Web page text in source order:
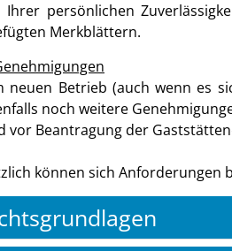
Ihrer persönlichen
Merkblättern.
neuen Betrieb (auch wenn es
noch weitere
vor Beantragung der
können sich Anforderungen